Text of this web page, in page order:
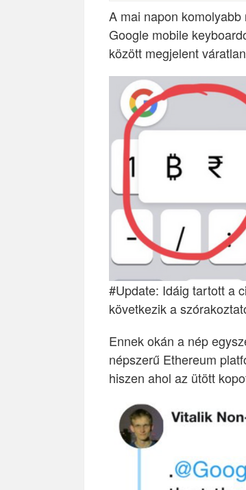
A mai napon
Google mobile
között megjelent
#Update: Idáig tartott a
következik a
Ennek okán a nép
népszerű Ethereum
hiszen ahol az ütött